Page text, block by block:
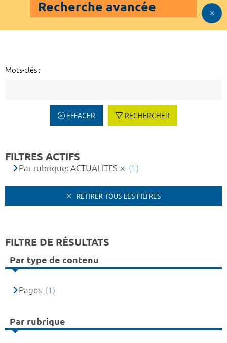
Recherche avancée
Mots-clés :
EFFACER RECHERCHER
FILTRES ACTIFS
Par rubrique: ACTUALITES (1)
RETIRER TOUS LES FILTRES
FILTRE DE RÉSULTATS
Par type de contenu
Pages (1)
Par rubrique